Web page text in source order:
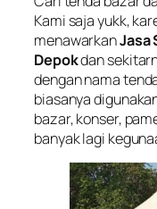
Kami saja yukk,
menawarkanJasa
Depokdan
dengan nama
biasanya
bazar, konser,
banyak lagi